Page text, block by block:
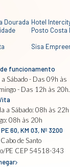
Dourada Hotel
Posto Costa
Sisa
funcionamento
a Sábado - Das 09h às
- Das 12h às 20h.
a Sábado: 08h às 22h
08h às 20h
60, KM 03, Nº 3200
de Santo
PE CEP 54518-343